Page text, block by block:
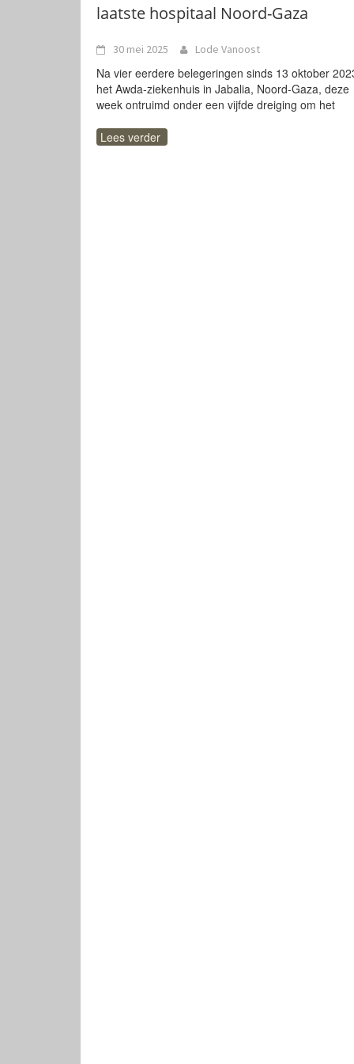
laatste hospitaal Noord-Gaza
30 mei 2025 Lode Vanoost
Na vier eerdere belegeringen sinds 13 oktober
het Awda-ziekenhuis in Jabalia, Noord-Gaza, deze
week ontruimd onder een vijfde dreiging om het
Lees verder